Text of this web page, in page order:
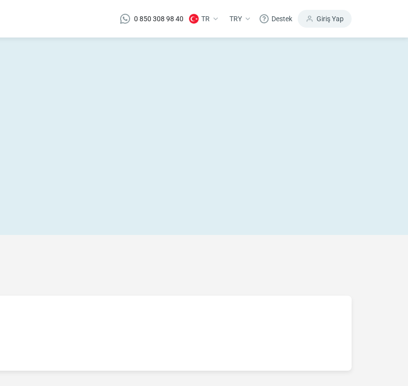
0 850 308 98 40 TR TRY Destek Giriş Yap